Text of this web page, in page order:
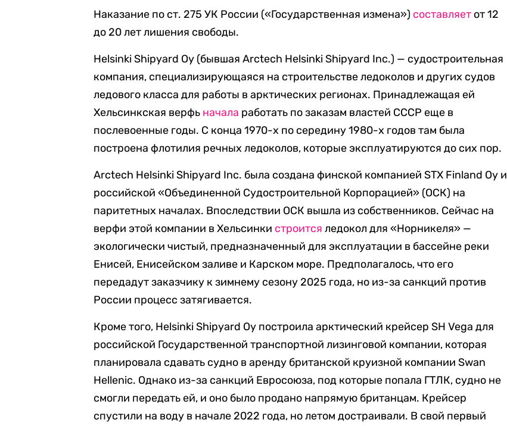
Наказание по ст. 275 УК России («Государственная измена») составляет от 12
до 20 лет лишения свободы.
Helsinki Shipyard Oy (бывшая Arctech Helsinki Shipyard Inc.) — судостроительная
компания, специализирующаяся на строительстве ледоколов и других судов
ледового класса для работы в арктических регионах. Принадлежащая ей
Хельсинкская верфь начала работать по заказам властей СССР еще в
послевоенные годы. С конца 1970-х по середину 1980-х годов там была
построена флотилия речных ледоколов, которые эксплуатируются до сих пор.
Arctech Helsinki Shipyard Inc. была создана финской компанией STX Finland Oy и
российской «Объединенной Судостроительной Корпорацией» (ОСК) на
паритетных началах. Впоследствии ОСК вышла из собственников. Сейчас на
верфи этой компании в Хельсинки строится ледокол для «Норникеля» —
экологически чистый, предназначенный для эксплуатации в бассейне реки
Енисей, Енисейском заливе и Карском море. Предполагалось, что его
передадут заказчику к зимнему сезону 2025 года, но из-за санкций против
России процесс затягивается.
Кроме того, Helsinki Shipyard Oy построила арктический крейсер SH Vega для
российской Государственной транспортной лизинговой компании, которая
планировала сдавать судно в аренду британской круизной компании Swan
Hellenic. Однако из-за санкций Евросоюза, под которые попала ГТЛК, судно не
смогли передать ей, и оно было продано напрямую британцам. Крейсер
спустили на воду в начале 2022 года, но летом достраивали. В свой первый